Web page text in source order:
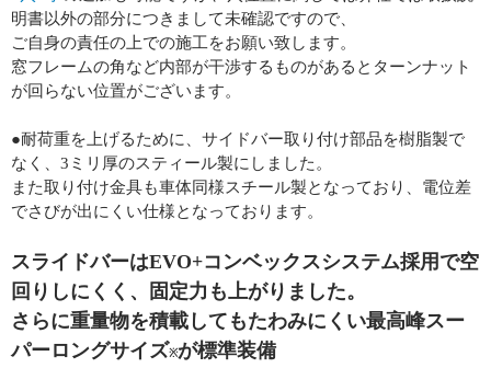
明書以外の部分につきまして未確認ですので、
ご自身の責任の上での施工をお願い致します。
窓フレームの角など内部が干渉するものがあるとターンナット
が回らない位置がございます。
●耐荷重を上げるために、サイドバー取り付け部品を樹脂製で
なく、3ミリ厚のスティール製にしました。
また取り付け金具も車体同様スチール製となっており、電位差
でさびが出にくい仕様となっております。
スライドバーはEVO+コンベックスシステム採用で空
回りしにくく、固定力も上がりました。
さらに重量物を積載してもたわみにくい最高峰スー
パーロングサイズ※が標準装備